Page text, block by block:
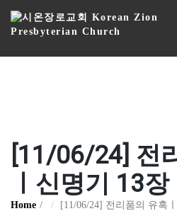
[11/06/24] 전
ㅣ신명기 13
Home [11/06/24] 전리품의 유혹